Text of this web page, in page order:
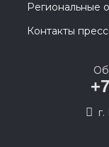
Региональные
Контакты